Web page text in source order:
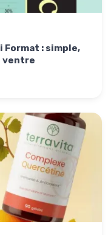
Format : simple,
ventre